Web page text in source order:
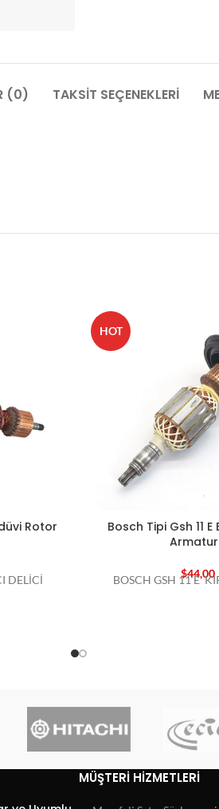
(0) TAKSIT SEÇENEKLERI
Rotor
DELİCİ
HOT
Bosch Tipi Gsh 11
$44,00
BOSCH GSH 11 E
MÜŞTERI HIZMETLERI